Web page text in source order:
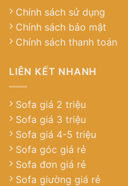
Chính sách sử dụng
Chính sách bảo mật
Chính sách thanh toán
LIÊN KẾT NHANH
Sofa giá 2 triệu
Sofa giá 3 triệu
Sofa giá 4-5 triệu
Sofa góc giá rẻ
Sofa đơn giá rẻ
Sofa giường giá rẻ